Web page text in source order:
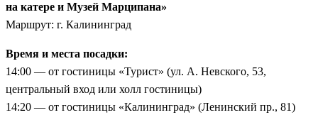
на катере и Музей Марципана»
Маршрут: г. Калининград
Время и места посадки:
14:00 — от гостиницы «Турист» (ул. А. Невского, 53,
центральный вход или холл гостиницы)
14:20 — от гостиницы «Калининград» (Ленинский пр., 81)